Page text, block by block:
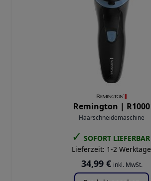
Remington | R1000
Haarschneidemaschine
✓ SOFORT LIEFERBAR
Lieferzeit: 1-2 Werktage
34,99 € inkl. MwSt.